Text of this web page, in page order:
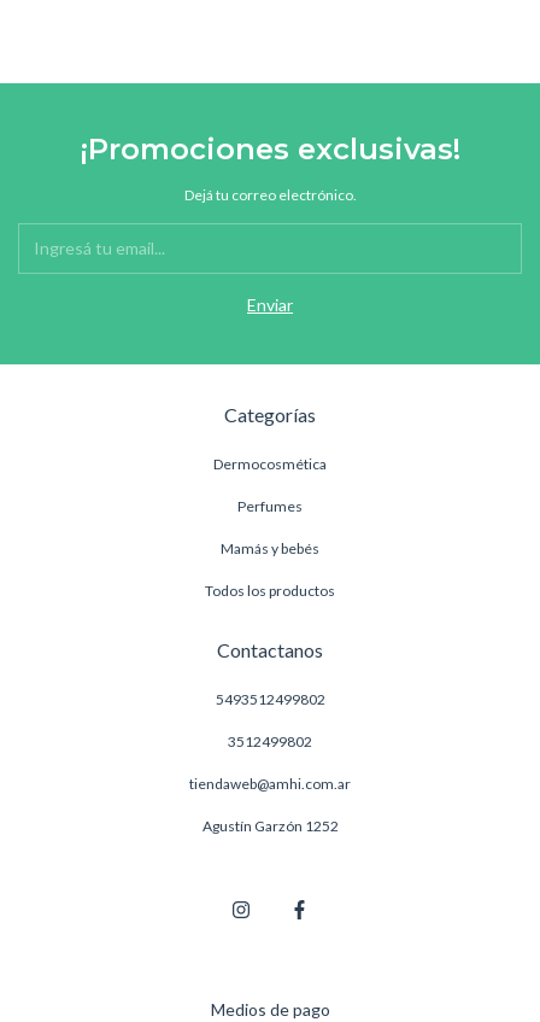
¡Promociones exclusivas!
Dejá tu correo electrónico.
Categorías
Dermocosmética
Perfumes
Mamás y bebés
Todos los productos
Contactanos
5493512499802
3512499802
tiendaweb@amhi.com.ar
Agustín Garzón 1252
Medios de pago